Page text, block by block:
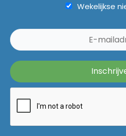
Wekelijkse